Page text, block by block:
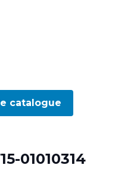
catalogue
01010314